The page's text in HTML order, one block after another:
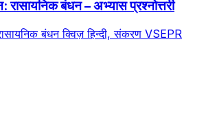
रासायनिक बंधन – अभ्यास प्रश्नोत्तरी
बंधन क्विज़ हिन्दी, संकरण VSEPR